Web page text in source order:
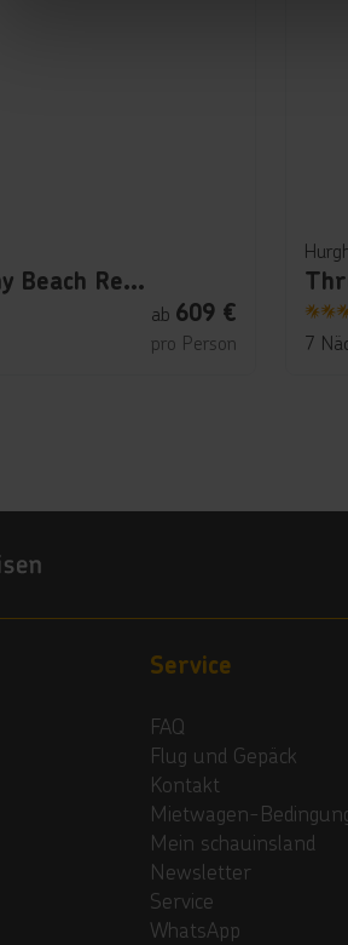
Three Corners Sunny Beach Resort
ab 609€
pro Person 4
7
Service
FAQ
Flug und Gepäck
Kontakt
Mietwagen-
Mein schauinsland
Newsletter
Service
WhatsApp